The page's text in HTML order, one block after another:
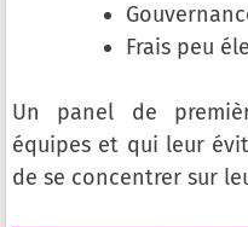
Frais peu
Un panel de
équipes et qui leur
de se concentrer sur